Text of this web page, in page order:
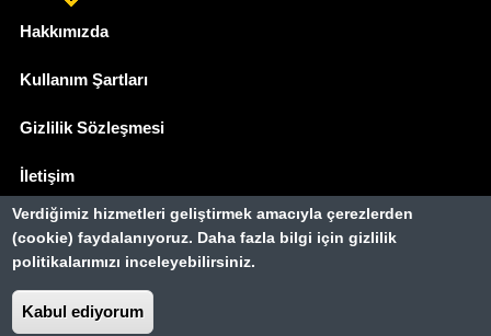
Hakkımızda
Kullanım Şartları
Gizlilik Sözleşmesi
İletişim
Basında Biz
Gezimanya Turizm, TÜRSAB'a kayıtlı bir
Verdiğimiz hizmetleri geliştirmek amacıyla çerezlerden
(cookie) faydalanıyoruz. Daha fazla bilgi için gizlilik
politikalarımızı inceleyebilirsiniz.
Kabul ediyorum